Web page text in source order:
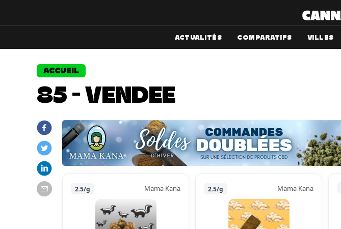
ACTUALITÉS COMPARATIFS VILLES
ACCUEIL
85 - VENDEE
2.5/g Mama Kana 2.5/g Mama Kana